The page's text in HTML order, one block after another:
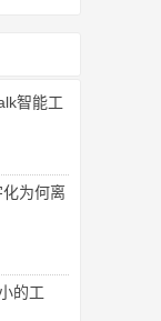
智能工
为何离
的工